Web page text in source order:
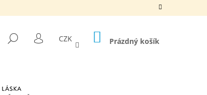
HLEDAT
PŘIHLÁŠENÍ
CZK NÁKUPNÍ
KOŠÍK
Prázdný košík